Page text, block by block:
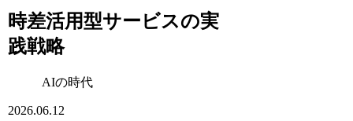
時差活用型サービスの実
践戦略
AIの時代
2026.06.12